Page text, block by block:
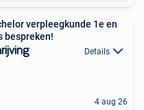
verpleegkunde 1e en
bespreken!
Details
4 aug 26